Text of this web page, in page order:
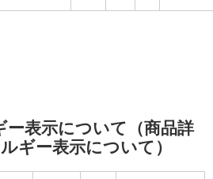
ー表示について（商品詳
ギー表示について）